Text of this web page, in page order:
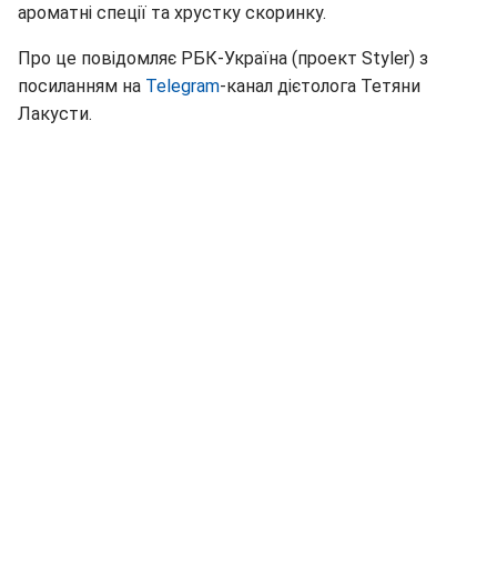
ароматні спеції та хрустку скоринку.
Про це повідомляє РБК-Україна (проект Styler) з
посиланням на Telegram-канал дієтолога Тетяни
Лакусти.